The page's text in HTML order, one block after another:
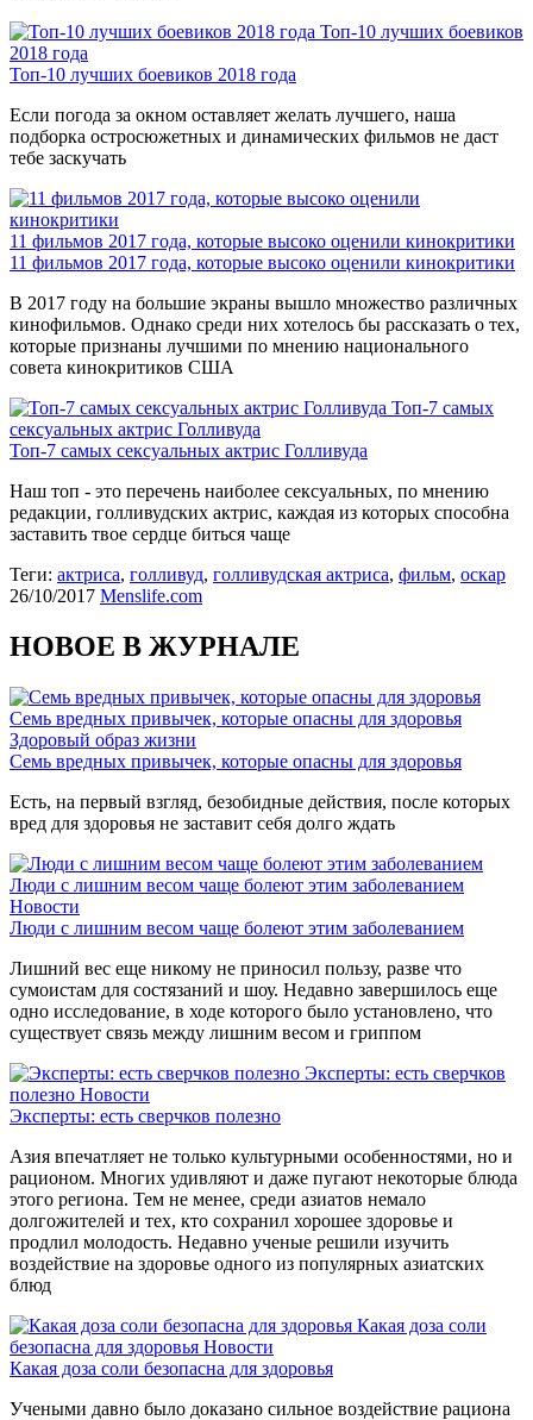
Топ-10 лучших боевиков
2018 года
Топ-10 лучших боевиков 2018 года
Если погода за окном оставляет желать лучшего, наша
подборка остросюжетных и динамических фильмов не даст
тебе заскучать
11 фильмов 2017 года, которые высоко оценили кинокритики
11 фильмов 2017 года, которые высоко оценили кинокритики
В 2017 году на большие экраны вышло множество различных
кинофильмов. Однако среди них хотелось бы рассказать о тех,
которые признаны лучшими по мнению национального
совета кинокритиков США
Топ-7 самых
сексуальных актрис Голливуда
Топ-7 самых сексуальных актрис Голливуда
Наш топ - это перечень наиболее сексуальных, по мнению
редакции, голливудских актрис, каждая из которых способна
заставить твое сердце биться чаще
Теги: актриса, голливуд, голливудская актриса, фильм, оскар
26/10/2017 Menslife.com
НОВОЕ В ЖУРНАЛЕ
Семь вредных привычек, которые опасны для здоровья
Здоровый образ жизни
Семь вредных привычек, которые опасны для здоровья
Есть, на первый взгляд, безобидные действия, после которых
вред для здоровья не заставит себя долго ждать
Люди с лишним весом чаще болеют этим заболеванием
Новости
Люди с лишним весом чаще болеют этим заболеванием
Лишний вес еще никому не приносил пользу, разве что
сумоистам для состязаний и шоу. Недавно завершилось еще
одно исследование, в ходе которого было установлено, что
существует связь между лишним весом и гриппом
Эксперты: есть сверчков
полезно Новости
Эксперты: есть сверчков полезно
Азия впечатляет не только культурными особенностями, но и
рационом. Многих удивляют и даже пугают некоторые блюда
этого региона. Тем не менее, среди азиатов немало
долгожителей и тех, кто сохранил хорошее здоровье и
продлил молодость. Недавно ученые решили изучить
воздействие на здоровье одного из популярных азиатских
блюд
Какая доза соли
безопасна для здоровья Новости
Какая доза соли безопасна для здоровья
Учеными давно было доказано сильное воздействие рациона